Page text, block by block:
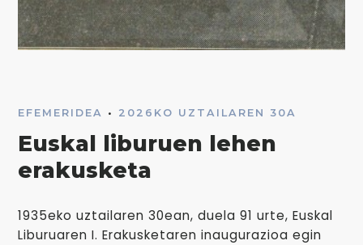
EFEMERIDEA • 2026KO UZTAILAREN 30A
Euskal liburuen lehen
erakusketa
1935eko uztailaren 30ean, duela 91 urte, Euskal
Liburuaren I. Erakusketaren inaugurazioa egin